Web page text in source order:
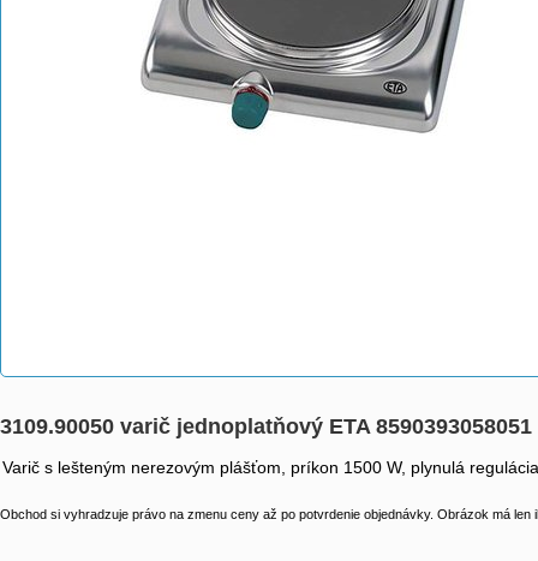
3109.90050 varič jednoplatňový ETA 8590393058051
Varič s lešteným nerezovým plášťom, príkon 1500 W, plynulá
Obchod si vyhradzuje právo na zmenu ceny až po potvrdenie objednávky. Obrázok má len